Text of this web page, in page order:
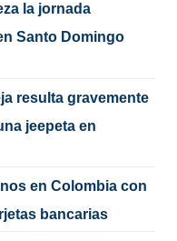
la jornada
Santo Domingo
resulta gravemente
jeepeta en
en Colombia con
bancarias